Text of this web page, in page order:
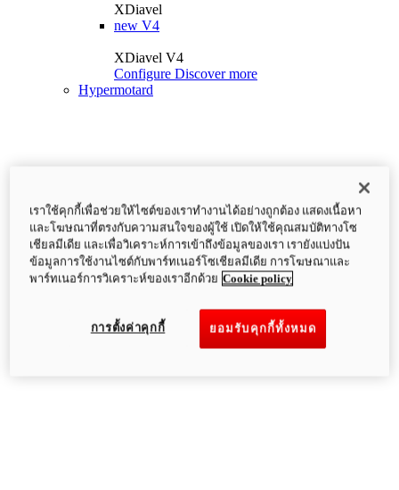
XDiavel
new V4
XDiavel V4
Configure Discover more
Hypermotard
เราใช้คุกกี้เพื่อช่วยให้ไซต์ของเราทำงานได้อย่างถูกต้อง แสดงเนื้อหา
และโฆษณาที่ตรงกับความสนใจของผู้ใช้ เปิดให้ใช้คุณสมบัติทางโซ
เชียลมีเดีย และเพื่อวิเคราะห์การเข้าถึงข้อมูลของเรา เรายังแบ่งปัน
ข้อมูลการใช้งานไซต์กับพาร์ทเนอร์โซเชียลมีเดีย การโฆษณาและ
พาร์ทเนอร์การวิเคราะห์ของเราอีกด้วย Cookie policy
ยอมรับคุกกี้ทั้งหมด
การตั้งค่าคุกกี้